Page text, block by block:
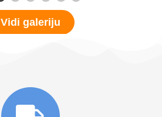
Vidi galeriju